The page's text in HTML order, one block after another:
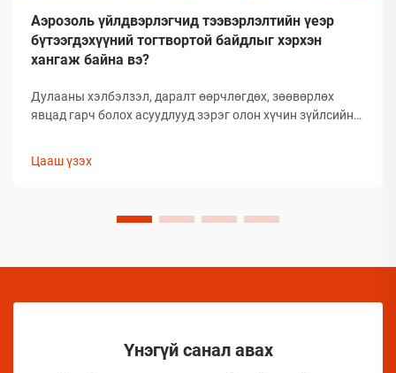
Аэрозоль үйлдвэрлэгчид тээвэрлэлтийн үеэр
бүтээгдэхүүний тогтвортой байдлыг хэрхэн
хангаж байна вэ?
Дулааны хэлбэлзэл, даралт өөрчлөгдөх, зөөвөрлөх
явцад гарч болох асуудлууд зэрэг олон хүчин зүйлсийн
байдлыг хадгалахад тооless дундаа сорилтуудтай
арга хэмжээ авах шаардлагатай.
Цааш үзэх
Үнэгүй санал авах